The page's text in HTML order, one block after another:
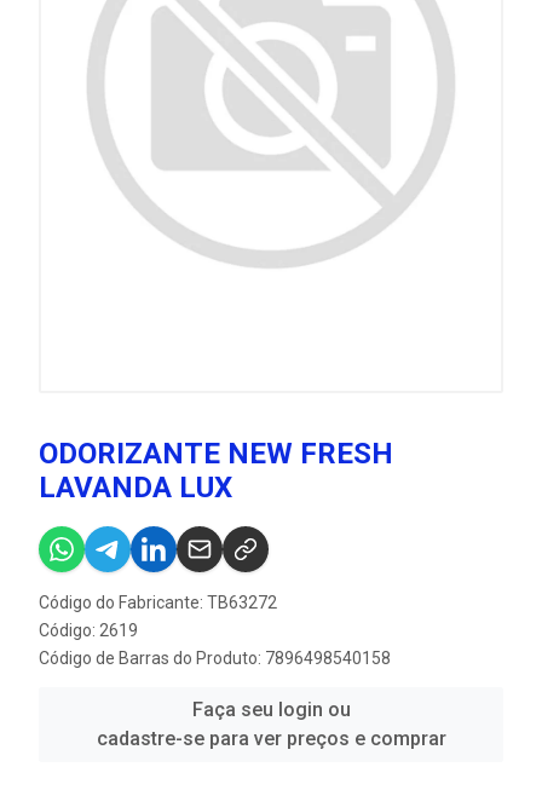
ODORIZANTE NEW FRESH
LAVANDA LUX
Código do Fabricante: TB63272
Código: 2619
Código de Barras do Produto: 7896498540158
Faça seu login ou
cadastre-se para ver preços e comprar